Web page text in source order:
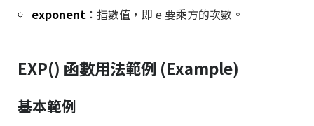
exponent ：指數值，即 e 要乘方的次數。
EXP() 函數用法範例 (Example)
基本範例